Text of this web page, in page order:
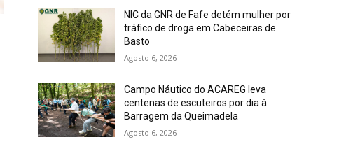
NIC da GNR de Fafe detém mulher por
tráfico de droga em Cabeceiras de
Basto
Agosto 6, 2026
Campo Náutico do ACAREG leva
centenas de escuteiros por dia à
Barragem da Queimadela
Agosto 6, 2026